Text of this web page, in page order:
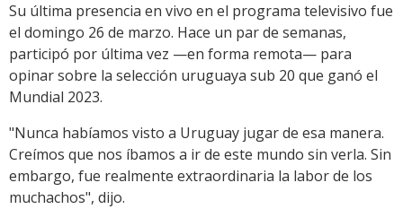
Su última presencia en vivo en el programa televisivo fue
el domingo 26 de marzo. Hace un par de semanas,
participó por última vez —en forma remota— para
opinar sobre la selección uruguaya sub 20 que ganó el
Mundial 2023.
"Nunca habíamos visto a Uruguay jugar de esa manera.
Creímos que nos íbamos a ir de este mundo sin verla. Sin
embargo, fue realmente extraordinaria la labor de los
muchachos", dijo.